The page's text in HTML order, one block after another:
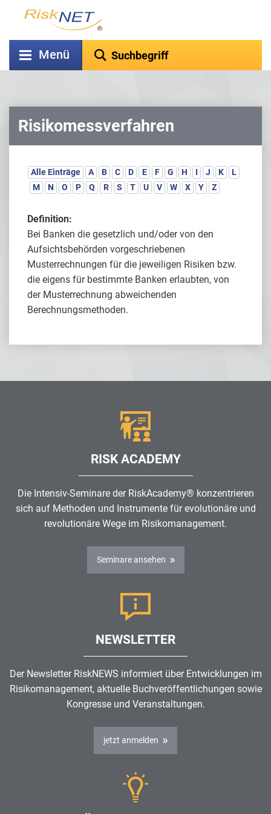
Menü
Risikomessverfahren
Alle Einträge A B C D E F G H I J K
L
M
N O P Q R S T U V W X Y Z
Definition:
Bei Banken die gesetzlich und/oder von den
Aufsichtsbehörden vorgeschriebenen
Musterrechnungen für die jeweiligen Risiken bzw.
die eigens für bestimmte Banken erlaubten, von
der Musterrechnung abweichenden
Berechnungsmethoden.
RISK ACADEMY
Die Intensiv-Seminare der RiskAcademy® konzentrieren
sich auf Methoden und Instrumente für evolutionäre und
revolutionäre Wege im Risikomanagement.
Seminare ansehen
NEWSLETTER
Der Newsletter RiskNEWS informiert über Entwicklungen im
Risikomanagement, aktuelle Buchveröffentlichungen sowie
Kongresse und Veranstaltungen.
jetzt anmelden